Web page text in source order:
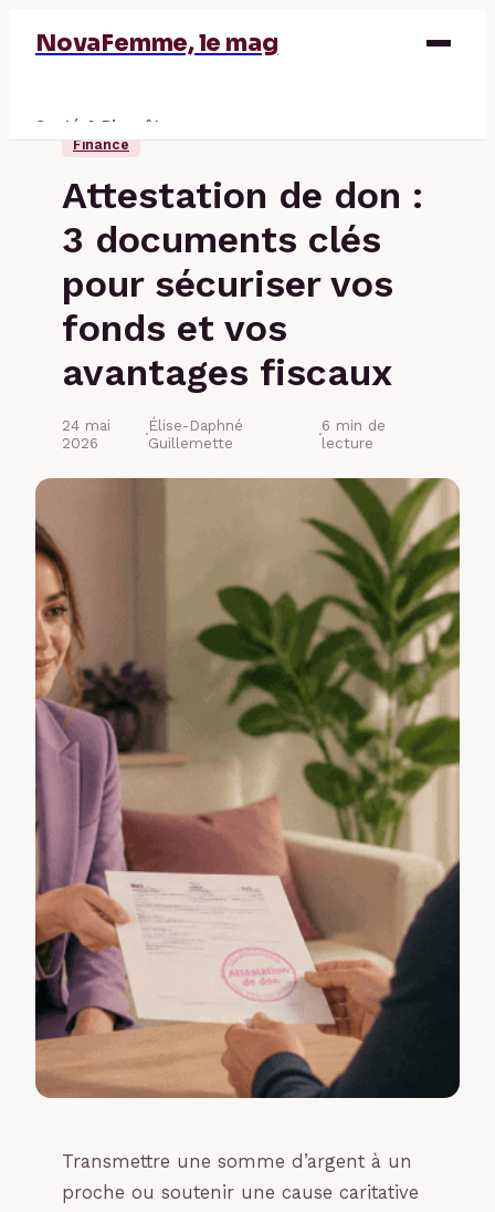
NovaFemme, le mag
Santé & Bien-être
Finance
Attestation de don :
3 documents clés
pour sécuriser vos
fonds et vos
avantages fiscaux
24 mai
2026
·Élise-Daphné
Guillemette
·6 min de
lecture
Transmettre une somme d’argent à un
proche ou soutenir une cause caritative